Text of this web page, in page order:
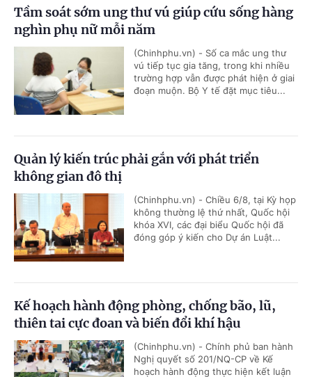
Tầm soát sớm ung thư vú giúp cứu sống hàng
nghìn phụ nữ mỗi năm
(Chinhphu.vn) - Số ca mắc ung thư
vú tiếp tục gia tăng, trong khi nhiều
trường hợp vẫn được phát hiện ở giai
đoạn muộn. Bộ Y tế đặt mục tiêu...
Quản lý kiến trúc phải gắn với phát triển
không gian đô thị
(Chinhphu.vn) - Chiều 6/8, tại Kỳ họp
không thường lệ thứ nhất, Quốc hội
khóa XVI, các đại biểu Quốc hội đã
đóng góp ý kiến cho Dự án Luật...
Kế hoạch hành động phòng, chống bão, lũ,
thiên tai cực đoan và biến đổi khí hậu
(Chinhphu.vn) - Chính phủ ban hành
Nghị quyết số 201/NQ-CP về Kế
hoạch hành động thực hiện kết luận